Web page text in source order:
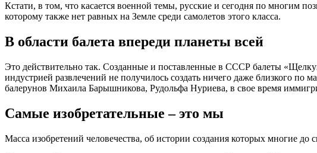
Кстати, в том, что касается военной темы, русские и сегодня по многим
которому также нет равных на Земле среди самолетов этого класса.
В области балета впереди планеты всей
Это действительно так. Созданные и поставленные в СССР балеты
индустрией развлечений не получилось создать ничего даже близкого по
балерунов Михаила Барышникова, Рудольфа Нуриева, в свое время
Самые изобретательные – это мы
Масса изобретений человечества, об истории создания которых многие до